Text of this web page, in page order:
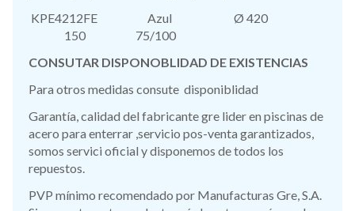
KPE4212FE Azul Ø 420
150 75/100
CONSUTAR DISPONOBLIDAD DE EXISTENCIAS
Para otros medidas consute disponiblidad
Garantía, calidad del fabricante gre lider en piscinas de
acero para enterrar ,servicio pos-venta garantizados,
somos servici oficial y disponemos de todos los
repuestos.
PVP mínimo recomendado por Manufacturas Gre, S.A.